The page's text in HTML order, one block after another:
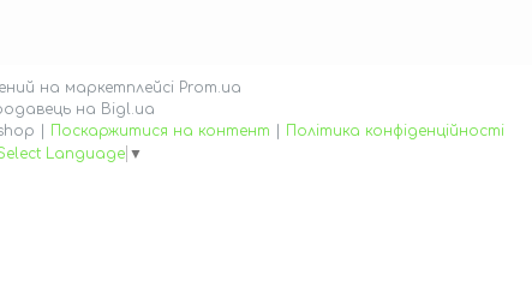
на маркетплейсі Prom.ua
на Bigl.ua
Поскаржитися на контент
Політика конфіденційності
Language ▼